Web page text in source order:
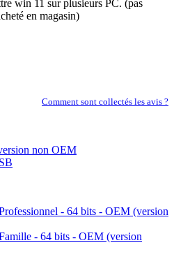
win 11 sur plusieurs PC. (pas
en magasin)
Comment sont collectés les avis ?
non OEM
- 64 bits - OEM (version
- 64 bits - OEM (version